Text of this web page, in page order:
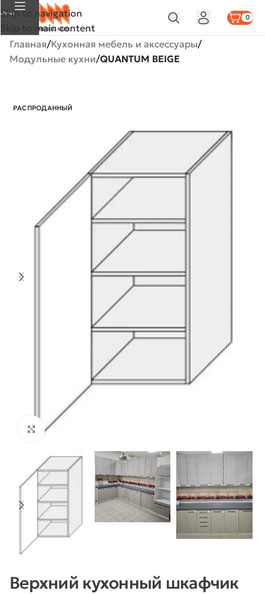
Skip to navigation
Skip to main content
Меню 0
Главная Кухонная мебель и аксессуары
Модульные кухни QUANTUM BEIGE
РАСПРОДАННЫЙ
Нажмите, чтобы увеличить
Верхний кухонный шкафчик